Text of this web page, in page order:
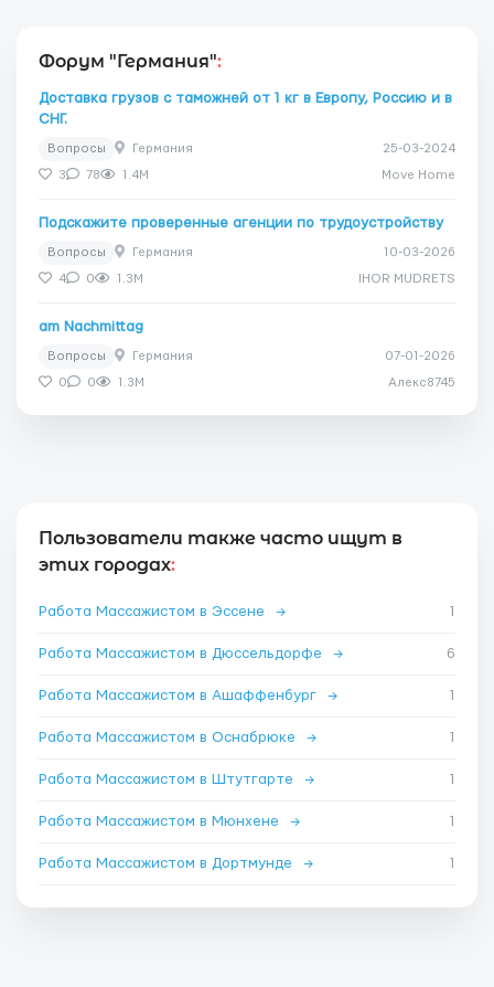
Форум "Германия":
Доставка грузов с таможней от 1 кг в Европу, Россию и в
СНГ.
Вопросы Германия 25-03-2024
3 78 1.4M Move Home
Подскажите проверенные агенции по трудоустройству
Вопросы Германия 10-03-2026
4 0 1.3M IHOR MUDRETS
am Nachmittag
Вопросы Германия 07-01-2026
0 0 1.3M Алекс8745
Пользователи также часто ищут в
этих городах:
Работа Массажистом в Эссене → 1
Работа Массажистом в Дюссельдорфе → 6
Работа Массажистом в Ашаффенбург → 1
Работа Массажистом в Оснабрюке → 1
Работа Массажистом в Штутгарте → 1
Работа Массажистом в Мюнхене → 1
Работа Массажистом в Дортмунде → 1